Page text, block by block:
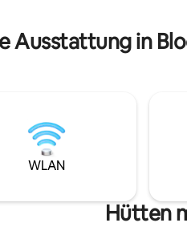
Ausstattung in
WLAN
Hütten